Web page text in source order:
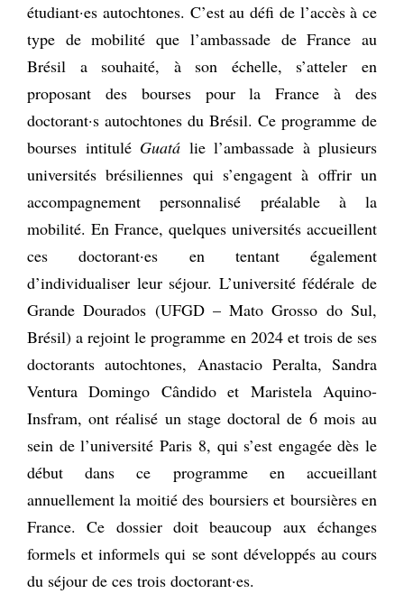
étudiant·es autochtones. C’est au défi de l’accès à ce
type de mobilité que l’ambassade de France au
Brésil a souhaité, à son échelle, s’atteler en
proposant des bourses pour la France à des
doctorant·s autochtones du Brésil. Ce programme de
bourses intitulé Guatá lie l’ambassade à plusieurs
universités brésiliennes qui s’engagent à offrir un
accompagnement personnalisé préalable à la
mobilité. En France, quelques universités accueillent
ces doctorant·es en tentant également
d’individualiser leur séjour. L’université fédérale de
Grande Dourados (UFGD – Mato Grosso do Sul,
Brésil) a rejoint le programme en 2024 et trois de ses
doctorants autochtones, Anastacio Peralta, Sandra
Ventura Domingo Cândido et Maristela Aquino-
Insfram, ont réalisé un stage doctoral de 6 mois au
sein de l’université Paris 8, qui s’est engagée dès le
début dans ce programme en accueillant
annuellement la moitié des boursiers et boursières en
France. Ce dossier doit beaucoup aux échanges
formels et informels qui se sont développés au cours
du séjour de ces trois doctorant·es.